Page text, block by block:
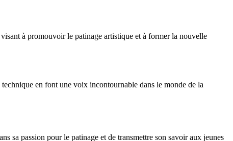
à promouvoir le patinage artistique et à former la nouvelle
en font une voix incontournable dans le monde de la
sa passion pour le patinage et de transmettre son savoir aux jeunes